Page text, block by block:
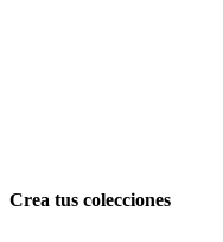
Crea tus colecciones